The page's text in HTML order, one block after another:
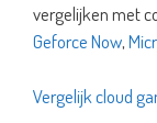
vergelijken met
Geforce Now,
Vergelijk cloud